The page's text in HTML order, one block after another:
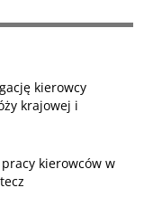
kierowcy
krajowej i
kierowców w